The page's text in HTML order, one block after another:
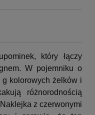
który łączy
W pojemniku o
kolorowych żelków i
różnorodnością
z czerwonymi